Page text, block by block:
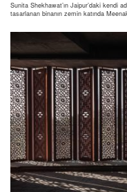
Sunita Shekhawat’ın Jaipur’daki kendi
tasarlanan binanın zemin katında